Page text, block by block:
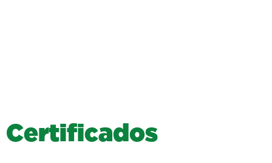
Certificad os